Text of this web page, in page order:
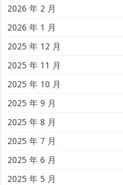
2026 年 2 月
2026 年 1 月
2025 年 12 月
2025 年 11 月
2025 年 10 月
2025 年 9 月
2025 年 8 月
2025 年 7 月
2025 年 6 月
2025 年 5 月